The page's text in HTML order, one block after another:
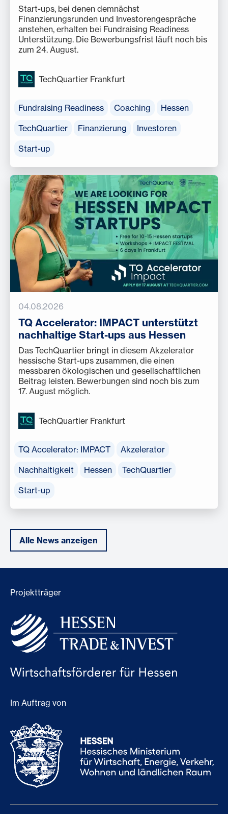
Start-ups, bei denen demnächst
Finanzierungsrunden und Investorengespräche
anstehen, erhalten bei Fundraising Readiness
Unterstützung. Die Bewerbungsfrist läuft noch bis
zum 24. August.
TechQuartier Frankfurt
Fundraising Readiness Coaching
Hessen
TechQuartier
Finanzierung
Investoren
Start-up
04.08.2026
TQ Accelerator: IMPACT unterstützt
nachhaltige Start-ups aus Hessen
Das TechQuartier bringt in diesem Akzelerator
hessische Start-ups zusammen, die einen
messbaren ökologischen und gesellschaftlichen
Beitrag leisten. Bewerbungen sind noch bis zum
17. August möglich.
TechQuartier Frankfurt
TQ Accelerator: IMPACT
Akzelerator
Nachhaltigkeit
Hessen
TechQuartier
Start-up
Alle News anzeigen
Projektträger
Im Auftrag von